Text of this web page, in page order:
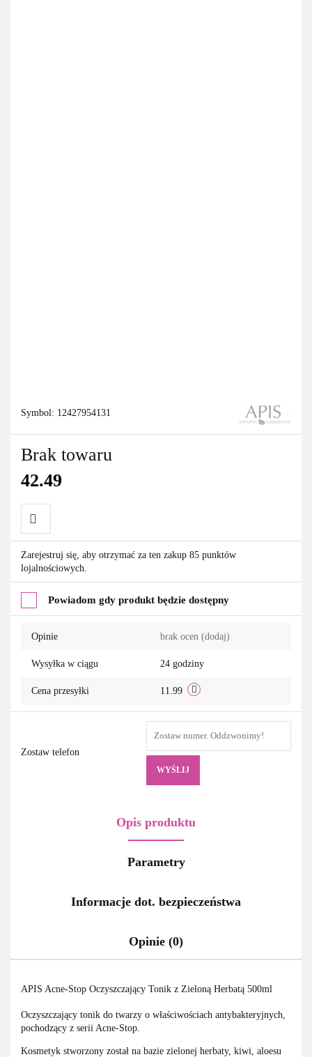
Symbol: 12427954131
Brak towaru
42.49
Do
Zarejestruj się, aby otrzymać za ten zakup 85 punktów
lojalnościowych.
Powiadom gdy produkt będzie dostępny
Opinie brak ocen (dodaj)
Wysyłka w ciągu 24 godziny
Cena przesyłki 11.99
Zostaw telefon
WYŚLIJ
Opis produktu
Parametry
Informacje dot. bezpieczeństwa
Opinie (0)
APIS Acne-Stop Oczyszczający Tonik z Zieloną Herbatą 500ml
Oczyszczający tonik do twarzy o właściwościach antybakteryjnych,
pochodzący z serii Acne-Stop.
Kosmetyk stworzony został na bazie zielonej herbaty, kiwi, aloesu